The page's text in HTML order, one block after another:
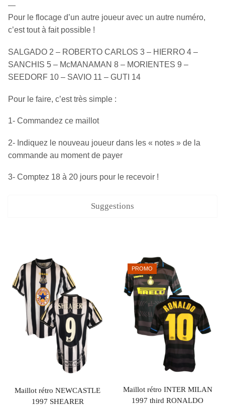
—
Pour le flocage d’un autre joueur avec un autre numéro,
c’est tout à fait possible !
SALGADO 2 – ROBERTO CARLOS 3 – HIERRO 4 –
SANCHIS 5 – McMANAMAN 8 – MORIENTES 9 –
SEEDORF 10 – SAVIO 11 – GUTI 14
Pour le faire, c’est très simple :
1- Commandez ce maillot
2- Indiquez le nouveau joueur dans les « notes » de la
commande au moment de payer
3- Comptez 18 à 20 jours pour le recevoir !
Suggestions
Maillot rétro NEWCASTLE
1997 SHEARER
PROMO
Maillot rétro INTER MILAN
1997 third RONALDO